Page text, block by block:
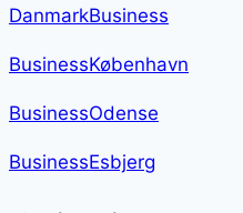
DanmarkBusiness
BusinessKøbenhavn
BusinessOdense
BusinessEsbjerg